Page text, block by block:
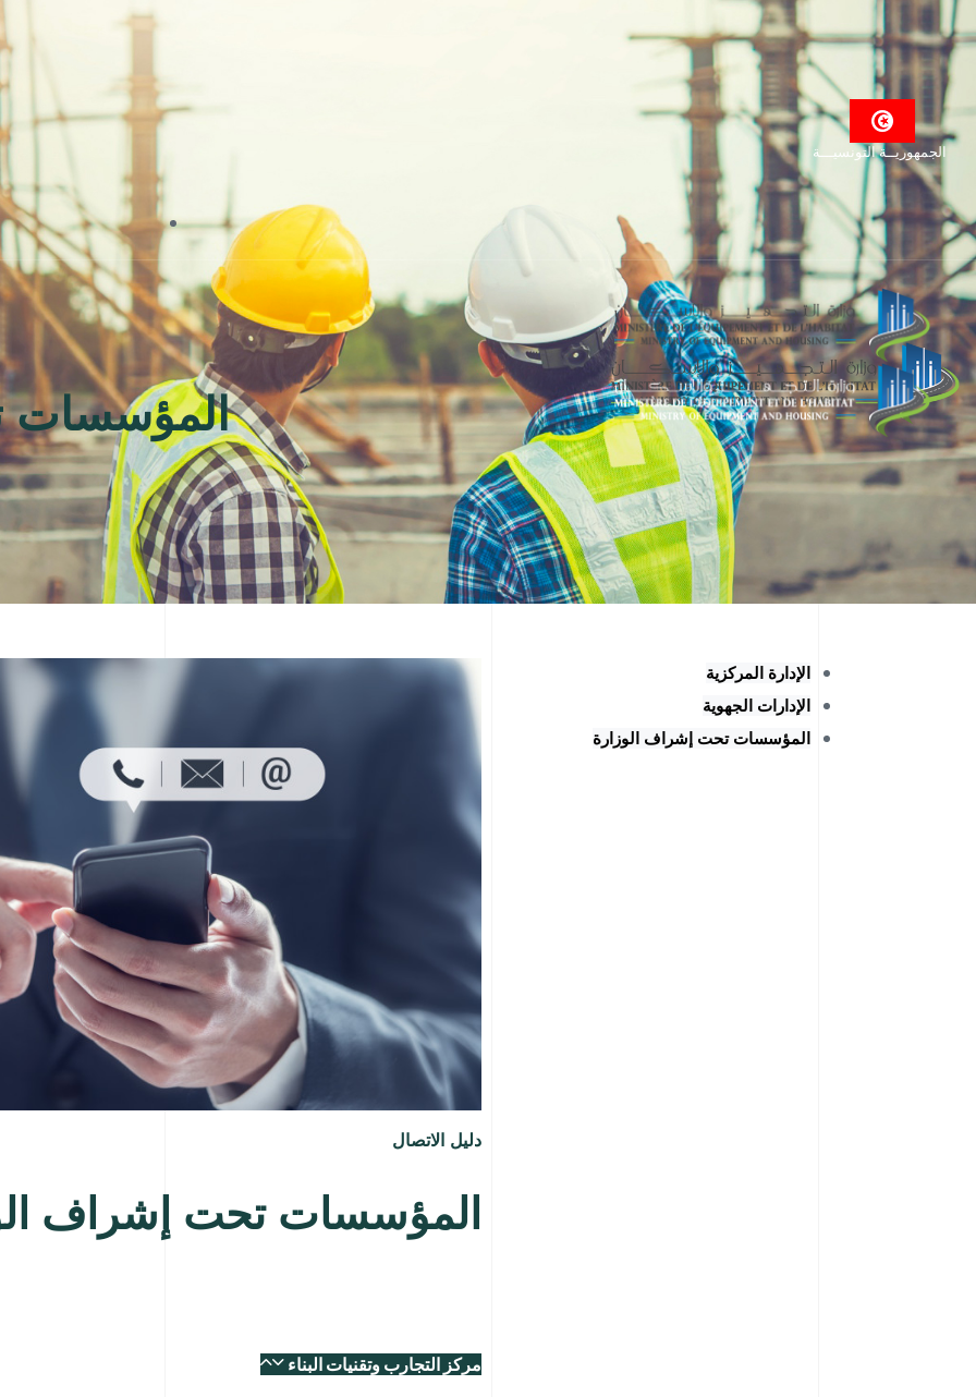
الجمهوريــة التونسيـــة
المؤسسات
الإدارة المركزية
الإدارات الجهوية
المؤسسات تحت إشراف الوزارة
دليل الاتصال
المؤسسات تحت إشراف
مركز التجارب وتقنيات البناء